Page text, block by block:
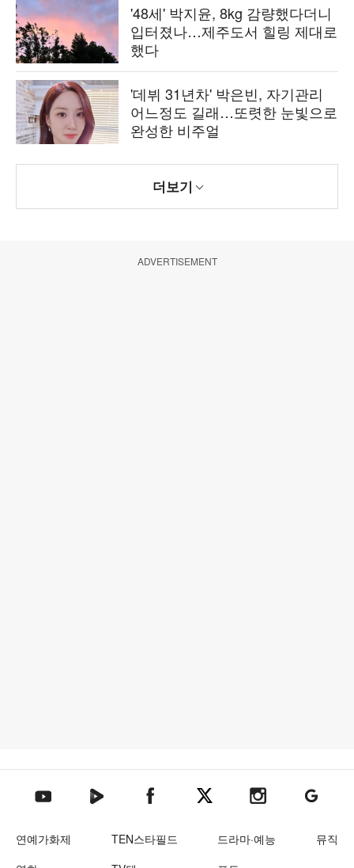
'48세' 박지윤, 8kg 감량했다더니
입터졌나…제주도서 힐링 제대로
했다
'데뷔 31년차' 박은빈, 자기관리
어느정도 길래…또렷한 눈빛으로
완성한 비주얼
더보기
ADVERTISEMENT
텐아시아 유튜브텐아시아 네이버TV텐아시아 페이스북텐아시아 엑스텐아시아 인스타그램
텐아시아
연예가화제 TEN스타필드 드라마·예능
뮤직